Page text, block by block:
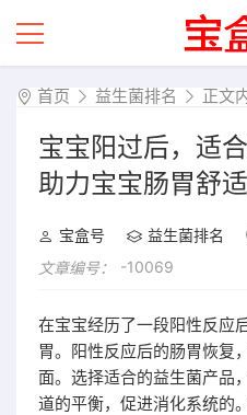
首页 益生菌排名 正文
宝宝阳过后，适
助力宝宝肠胃舒
宝盒号 益生菌排名
文章编号：
-10069
在宝宝经历了一段阳性反应
胃。阳性反应后的肠胃恢复
面。选择适合的益生菌产品
道的平衡，促进消化系统的